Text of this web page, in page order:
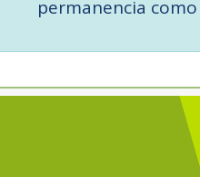
permanencia